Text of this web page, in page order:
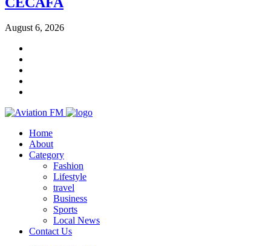
August 6, 2026
Home
About
Category
Fashion
Lifestyle
travel
Business
Sports
Local News
Contact Us